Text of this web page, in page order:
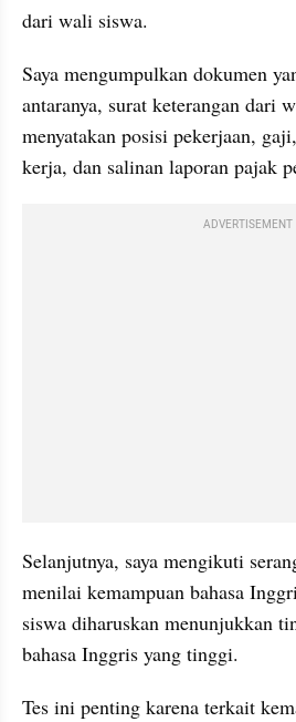
dari wali siswa.
Saya mengumpulkan dokumen
antaranya, surat keterangan dari
menyatakan posisi pekerjaan,
kerja, dan salinan laporan pajak
ADVERTISEMENT
Selanjutnya, saya mengikuti
menilai kemampuan bahasa
siswa diharuskan menunjukkan
bahasa Inggris yang tinggi.
Tes ini penting karena terkait